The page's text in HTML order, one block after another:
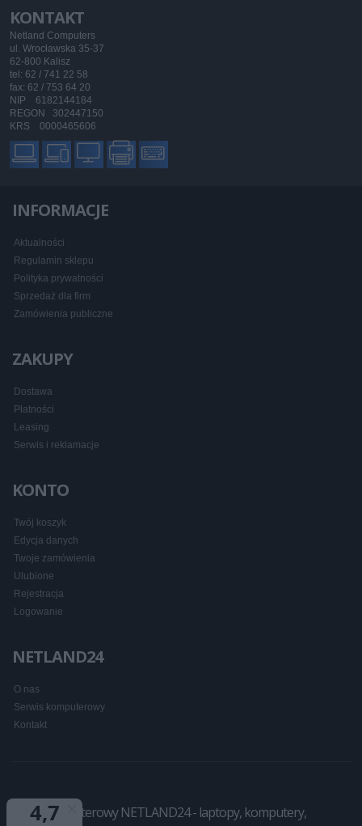
KONTAKT
Netland Computers
ul. Wrocławska 35-37
62-800 Kalisz
tel: 62 / 741 22 58
fax: 62 / 753 64 20
NIP 6182144184
REGON 302447150
KRS 0000465606
INFORMACJE
Aktualności
Regulamin sklepu
Polityka prywatności
Sprzedaż dla firm
Zamówienia publiczne
ZAKUPY
Dostawa
Płatności
Leasing
Serwis i reklamacje
KONTO
Twój koszyk
Edycja danych
Twoje zamówienia
Ulubione
Rejestracja
Logowanie
NETLAND24
O nas
Serwis komputerowy
Kontakt
Sklep komputerowy NETLAND24 - laptopy, komputery,